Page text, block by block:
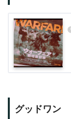
グッドワン